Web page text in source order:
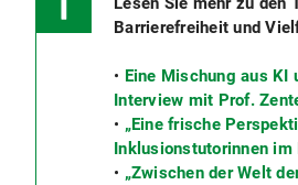
Barrierefreiheit und
• Eine Mischung aus KI
Interview mit Prof.
• „Eine frische
Inklusionstutorinnen im
• „Zwischen der Welt